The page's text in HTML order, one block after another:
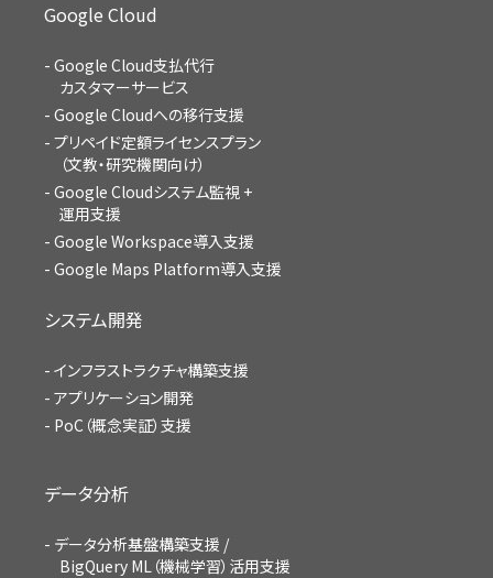
Google Cloud
Google Cloud支払代行
カスタマーサービス
Google Cloudへの移行支援
プリペイド定額ライセンスプラン
（文教・研究機関向け）
Google Cloudシステム監視 +
運用支援
Google Workspace導入支援
Google Maps Platform導入支援
システム開発
インフラストラクチャ構築支援
アプリケーション開発
PoC（概念実証）支援
データ分析
データ分析基盤構築支援 /
BigQuery ML（機械学習）活用支援